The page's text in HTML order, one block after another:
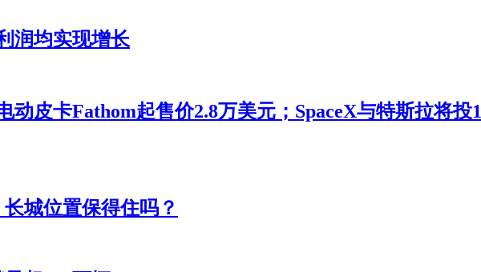
润均实现增长
动皮卡Fathom起售价2.8万美元；SpaceX与特斯拉将
城位置保得住吗？